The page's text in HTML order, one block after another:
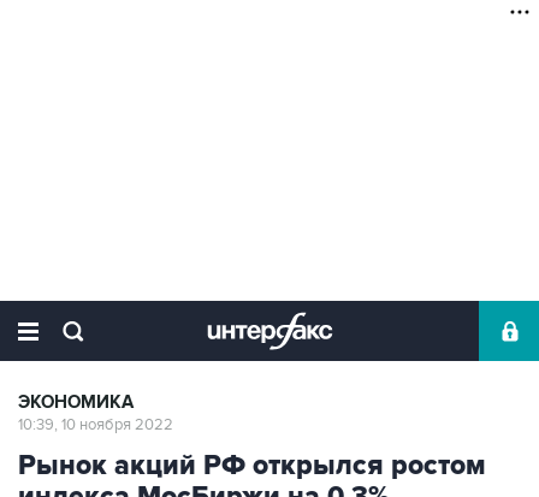
ЭКОНОМИКА
10:39, 10 ноября 2022
Рынок акций РФ открылся ростом